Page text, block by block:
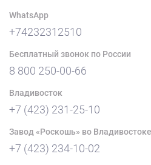
WhatsApp
+74232312510
Бесплатный звонок по России
8 800 250-00-66
Владивосток
+7 (423) 231-25-10
Завод «Роскошь» во Владивостоке
+7 (423) 234-10-02